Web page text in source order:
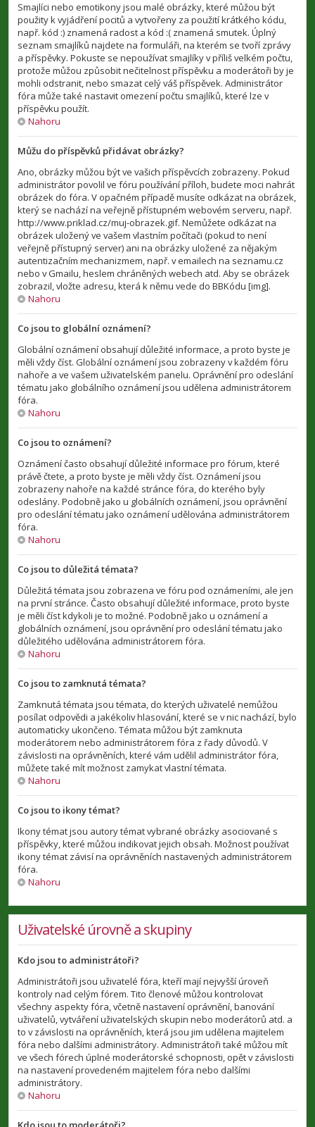
Smajlíci nebo emotikony jsou malé obrázky, které můžou být
použity k vyjádření pocitů a vytvořeny za použití krátkého kódu,
např. kód :) znamená radost a kód :( znamená smutek. Úplný
seznam smajlíků najdete na formuláři, na kterém se tvoří zprávy
a příspěvky. Pokuste se nepoužívat smajlíky v příliš velkém počtu,
protože můžou způsobit nečitelnost příspěvku a moderátoři by je
mohli odstranit, nebo smazat celý váš příspěvek. Administrátor
fóra může také nastavit omezení počtu smajlíků, které lze v
příspěvku použít.
Nahoru
Můžu do příspěvků přidávat obrázky?
Ano, obrázky můžou být ve vašich příspěvcích zobrazeny. Pokud
administrátor povolil ve fóru používání příloh, budete moci nahrát
obrázek do fóra. V opačném případě musíte odkázat na obrázek,
který se nachází na veřejně přístupném webovém serveru, např.
http://www.priklad.cz/muj-obrazek.gif. Nemůžete odkázat na
obrázek uložený ve vašem vlastním počítači (pokud to není
veřejně přístupný server) ani na obrázky uložené za nějakým
autentizačním mechanizmem, např. v emailech na seznamu.cz
nebo v Gmailu, heslem chráněných webech atd. Aby se obrázek
zobrazil, vložte adresu, která k němu vede do BBKódu [img].
Nahoru
Co jsou to globální oznámení?
Globální oznámení obsahují důležité informace, a proto byste je
měli vždy číst. Globální oznámení jsou zobrazeny v každém fóru
nahoře a ve vašem uživatelském panelu. Oprávnění pro odeslání
tématu jako globálního oznámení jsou udělena administrátorem
fóra.
Nahoru
Co jsou to oznámení?
Oznámení často obsahují důležité informace pro fórum, které
právě čtete, a proto byste je měli vždy číst. Oznámení jsou
zobrazeny nahoře na každé stránce fóra, do kterého byly
odeslány. Podobně jako u globálních oznámení, jsou oprávnění
pro odeslání tématu jako oznámení udělována administrátorem
fóra.
Nahoru
Co jsou to důležitá témata?
Důležitá témata jsou zobrazena ve fóru pod oznámeními, ale jen
na první stránce. Často obsahují důležité informace, proto byste
je měli číst kdykoli je to možné. Podobně jako u oznámení a
globálních oznámení, jsou oprávnění pro odeslání tématu jako
důležitého udělována administrátorem fóra.
Nahoru
Co jsou to zamknutá témata?
Zamknutá témata jsou témata, do kterých uživatelé nemůžou
posílat odpovědi a jakékoliv hlasování, které se v nic nachází, bylo
automaticky ukončeno. Témata můžou být zamknuta
moderátorem nebo administrátorem fóra z řady důvodů. V
závislosti na oprávněních, které vám udělil administrátor fóra,
můžete také mít možnost zamykat vlastní témata.
Nahoru
Co jsou to ikony témat?
Ikony témat jsou autory témat vybrané obrázky asociované s
příspěvky, které můžou indikovat jejich obsah. Možnost používat
ikony témat závisí na oprávněních nastavených administrátorem
fóra.
Nahoru
Uživatelské úrovně a skupiny
Kdo jsou to administrátoři?
Administrátoři jsou uživatelé fóra, kteří mají nejvyšší úroveň
kontroly nad celým fórem. Tito členové můžou kontrolovat
všechny aspekty fóra, včetně nastavení oprávnění, banování
uživatelů, vytváření uživatelských skupin nebo moderátorů atd. a
to v závislosti na oprávněních, která jsou jim udělena majitelem
fóra nebo dalšími administrátory. Administrátoři také můžou mít
ve všech fórech úplné moderátorské schopnosti, opět v závislosti
na nastavení provedeném majitelem fóra nebo dalšími
administrátory.
Nahoru